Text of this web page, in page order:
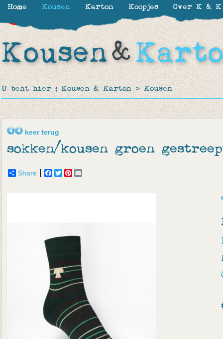
U bent hier : Kousen & Karton > Kousen
keer terug
sokken/kousen groen
Share Facebook
TwitterPinterest
Home Kousen Karton Koopjes Over K & K